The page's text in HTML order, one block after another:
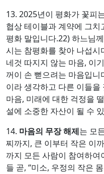
13. 2025년이 평화가 꽃피
협상 테이블과 계약에 그
평화 말입니다.22) 하느님
시는 참평화를 찾아 나섭시
네것 따지지 않는 마음, 이
꺼이 손 뻗으려는 마음입
이라 생각하고 다른 이들
마음, 미래에 대한 걱정을
설에 소중한 자산이 될 수
14. 마음의 무장 해제는 모
찌까지, 큰 이부터 작은 이
까지 모든 사람이 참여하
들 곧, “미소, 우정의 작은